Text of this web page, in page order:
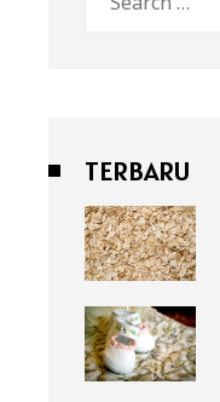
for:
TERBARU